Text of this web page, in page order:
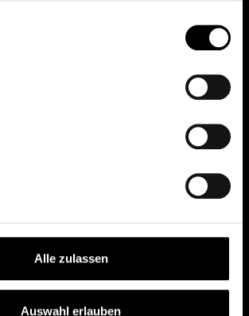
Alle zulassen
Auswahl erlauben